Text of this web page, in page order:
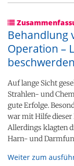
Behandlung
Operation –
beschwerden
Auf lange Sicht
Strahlen- und
gute Erfolge.
war mit Hilfe dieser
Allerdings klagten
Harn- und
Weiter zum